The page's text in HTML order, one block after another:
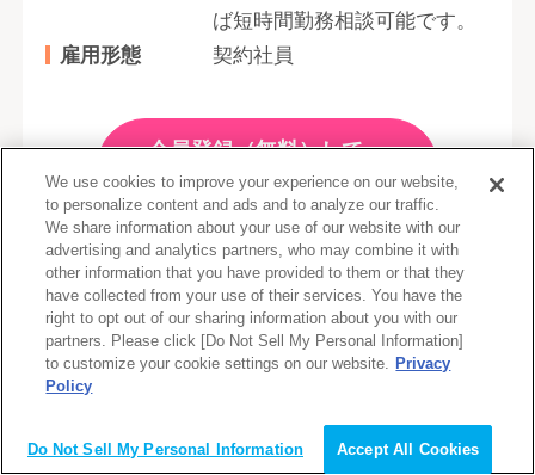
ば短時間勤務相談可能です。
雇用形態
契約社員
会員登録（無料）して
求人について詳しく聞く
詳しく見る
お気に入り
追加
We use cookies to improve your experience on our website,
to personalize content and ads and to analyze our traffic.
We share information about your use of our website with our
advertising and analytics partners, who may combine it with
other information that you have provided to them or that they
have collected from your use of their services. You have the
right to opt out of our sharing information about you with our
partners. Please click [Do Not Sell My Personal Information]
to customize your cookie settings on our website. Privacy
Policy
Do Not Sell My Personal Information Accept All Cookies